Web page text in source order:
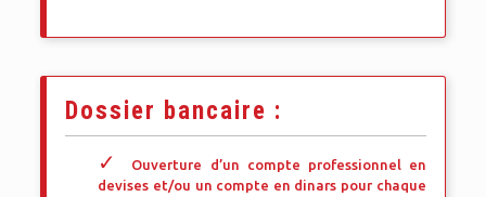
Dossier bancaire :
Ouverture d’un compte professionnel en
devises et/ou un compte en dinars pour chaque